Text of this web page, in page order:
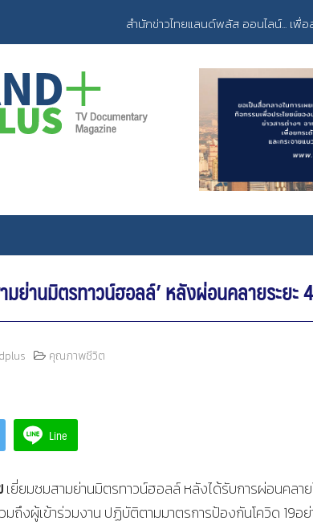
สำนักข่าวไทยแลนด์พลัส ออนไลน์... เพื่
ย่านมิตรทาวน์ฮอลล์’ หลังผ่อนคลายระยะ 4
คุณภาพชีวิต
Line
เยี่ยมชมสามย่านมิตรทาวน์ฮอลล์ หลังได้รับการผ่อนคลาย
ถึงผู้เข้าร่วมงาน ปฏิบัติตามมาตรการป้องกันโควิด 19อ